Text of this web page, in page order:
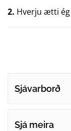
2. Hverju ætti ég
Sjávarborð
Sjá meira